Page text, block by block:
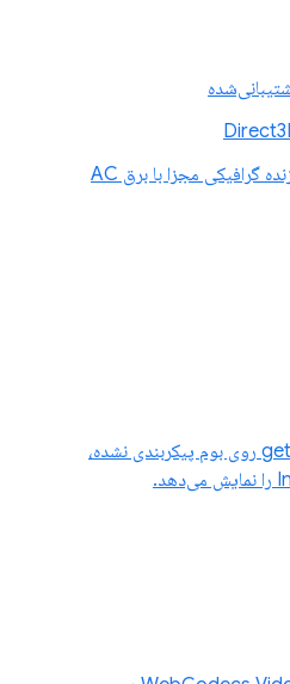
به طور پیش فرض از پردازنده گرافیکی مجزا با برق AC
تابع ()getCurrentTexture روی بوم پیکربندی نشده،